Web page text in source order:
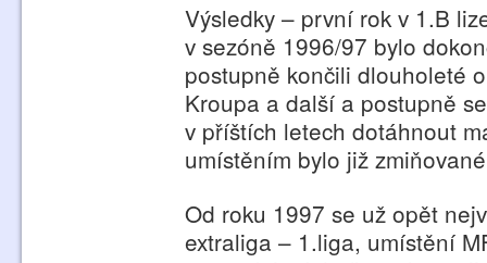
Výsledky – první rok v 1.B
v sezóně 1996/97 bylo
postupně končili dlouholeté
Kroupa a další a postupně
v příštích letech dotáhnout
umístěním bylo již
Od roku 1997 se už opět
extraliga – 1.liga, umístění